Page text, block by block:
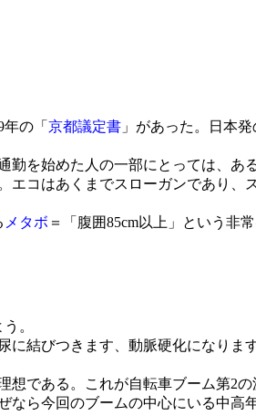
の「 京都議定書 」があった。日本
を始めた人の一部にとっては、あ
コはあくまでスローガンであり、
メタボ ＝「腹囲85cm以上」という非
。
結びつきます、動脈硬化になりま
である。これが自転車ブーム第2
ら今回のブームの中心にいる中高